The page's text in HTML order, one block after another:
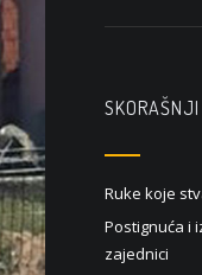
Ruke koje
Postignuća i
zajednici